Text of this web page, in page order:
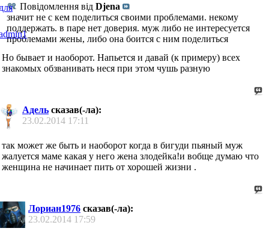
Повідомлення від Djena
значит не с кем поделиться своими проблемами. некому
поддержать. в паре нет доверия. муж либо не интересуется
проблемами жены, либо она боится с ним поделиться
Но бывает и наоборот. Напьется и давай (к примеру) всех
знакомых обзванивать неся при этом чушь разную
Адель сказав(-ла):
23.02.2014 17:11
так может же быть и наоборот когда в бигуди пьяный муж
жалуется маме какая у него жена злодейка!и вобще думаю что
женщина не начинает пить от хорошей жизни .
Лориан1976 сказав(-ла):
23.02.2014 17:59